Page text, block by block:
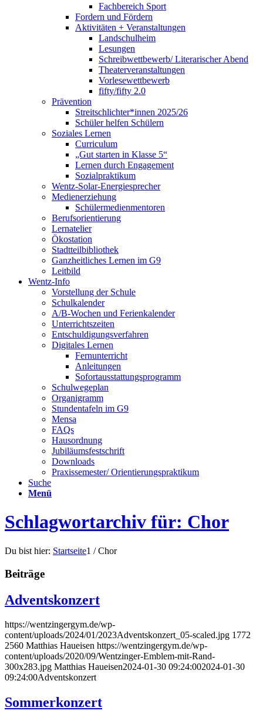
Fachbereich Sport
Fordern und Fördern
Aktivitäten + Veranstaltungen
Landschulheim
Lesungen
Schreibwettbewerb/ Literarischer Abend
Theaterveranstaltungen
Vorlesewettbewerb
fifty/fifty 2.0
Prävention
Streitschlichter*innen 2025/26
Schüler helfen Schülern
Soziales Lernen
Curriculum
„Gut starten in Klasse 5“
Lernen durch Engagement
Sozialpraktikum
Wentz-Solar-Energiesprecher
Medienerziehung
Schülermedienmentoren
Berufsorientierung
Lernatelier
Ökostation
Stadtteilbibliothek
Ganzheitliches Lernen im G9
Leitbild
Wentz-Info
Vorstellung der Schule
Schulkalender
A/B-Wochen und Ferienkalender
Unterrichtszeiten
Entschuldigungsverfahren
Digitales Lernen
Fernunterricht
Anleitungen
Sofortausstattungsprogramm
Schulwegeplan
Organigramm
Stundentafeln im G9
Mensa
FAQs
Hausordnung
Jubiläumsfestschrift
Downloads
Praxissemester/ Orientierungspraktikum
Suche
Menü
Schlagwortarchiv für: Chor
Du bist hier: Startseite1 / Chor
Beiträge
Adventskonzert
https://wentzingergym.de/wp-
content/uploads/2024/01/2023Adventskonzert_05-scaled.jpg 1772
2560 Matthias Haueisen https://wentzingergym.de/wp-
content/uploads/2020/09/Wentzinger-Emblem-mit-Rand-
300x283.jpg Matthias Haueisen2024-01-30 09:24:002024-01-30
09:24:00Adventskonzert
Sommerkonzert